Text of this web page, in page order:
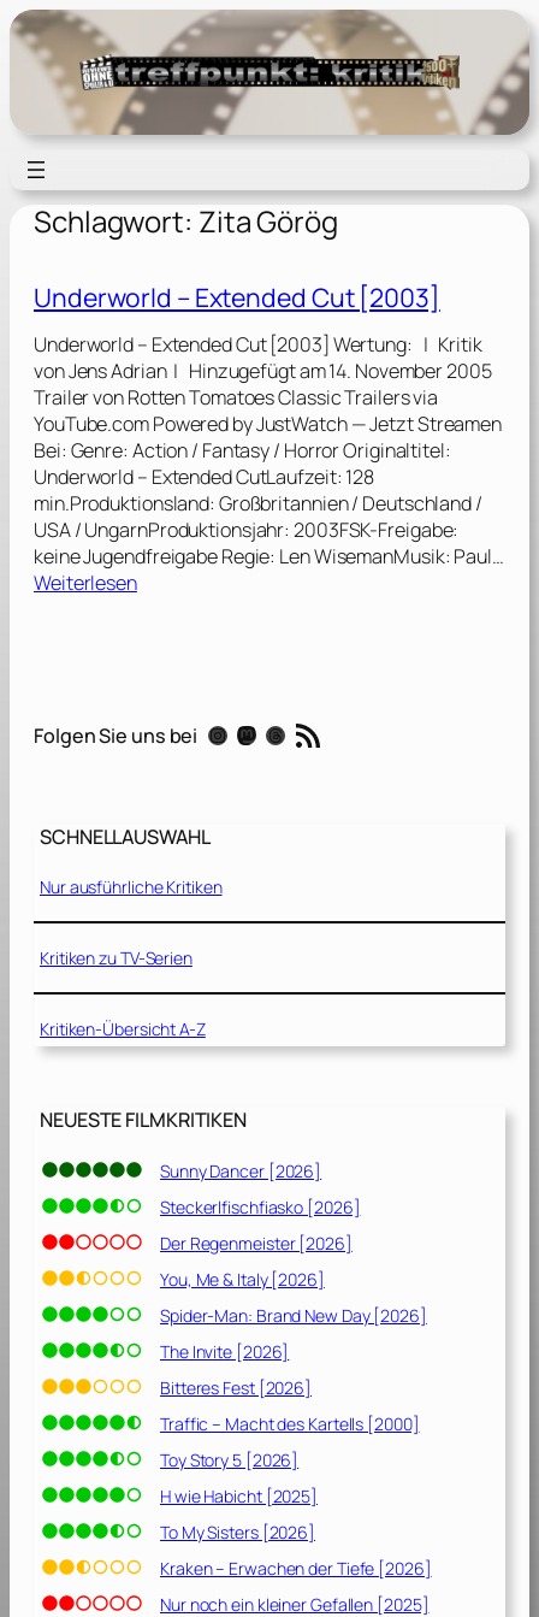
Zum
Inhalt
springen
Schlagwort: Zita Görög
Underworld – Extended Cut [2003]
Underworld – Extended Cut [2003] Wertung: | Kritik
von Jens Adrian | Hinzugefügt am 14. November 2005
Trailer von Rotten Tomatoes Classic Trailers via
YouTube.com Powered by JustWatch — Jetzt Streamen
Bei: Genre: Action / Fantasy / Horror Originaltitel:
Underworld – Extended CutLaufzeit: 128
min.Produktionsland: Großbritannien / Deutschland /
USA / UngarnProduktionsjahr: 2003FSK-Freigabe:
keine Jugendfreigabe Regie: Len WisemanMusik: Paul…
Weiterlesen:
w
d
E
x
t
d
e
C
t
2
0
0
]
Folgen Sie uns bei Instagram Mastodon Threads RSS-Feed
SCHNELLAUSWAHL
Nur ausführliche Kritiken
Kritiken zu TV-Serien
Kritiken-Übersicht A-Z
NEUESTE FILMKRITIKEN
Sunny Dancer [2026]
Steckerlfischfiasko [2026]
Der Regenmeister [2026]
You, Me & Italy [2026]
Spider-Man: Brand New Day [2026]
The Invite [2026]
Bitteres Fest [2026]
Traffic – Macht des Kartells [2000]
Toy Story 5 [2026]
H wie Habicht [2025]
To My Sisters [2026]
Kraken – Erwachen der Tiefe [2026]
Nur noch ein kleiner Gefallen [2025]